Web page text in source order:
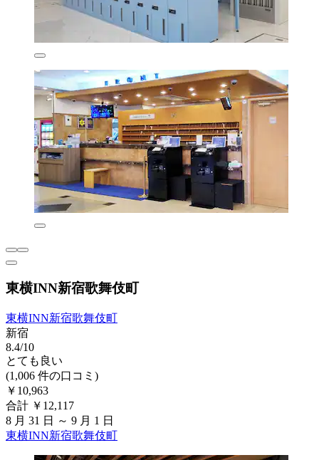
東横INN新宿歌舞伎町
東横INN新宿歌舞伎町
新宿
8.4/10
とても良い
(1,006 件の口コミ)
￥10,963
合計 ￥12,117
8 月 31 日 ～ 9 月 1 日
東横INN新宿歌舞伎町